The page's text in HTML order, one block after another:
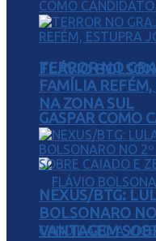
FLÁVIO
GASPAR COMO
TERROR NO
FAMÍLIA
NA ZONA SUL
NEXUS/BTG:
BOLSONARO
VANTAGEM